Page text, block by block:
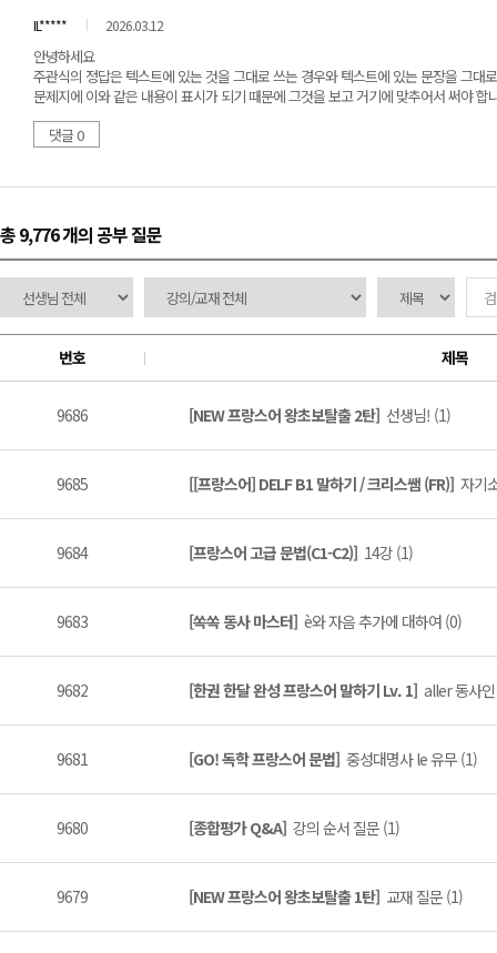
IL***** 2026.03.12
안녕하세요
주관식의 정답은 텍스트에 있는 것을 그대로 쓰는 경우와 텍스트에 있는 문장을 그
문제지에 이와 같은 내용이 표시가 되기 때문에 그것을 보고 거기에 맞추어서 써야 합
댓글 0
총 9,776 개의 공부 질문
번호 제목
9686 [NEW 프랑스어 왕초보탈출 2탄] 선생님! (1)
9685 [[프랑스어] DELF B1 말하기 / 크리스쌤 (FR)] 자기
9684 [프랑스어 고급 문법(C1-C2)] 14강 (1)
9683 [쏙쏙 동사 마스터] è와 자음 추가에 대하여 (0)
9682 [한권 한달 완성 프랑스어 말하기 Lv. 1] aller 동사
9681 [GO! 독학 프랑스어 문법] 중성대명사 le 유무 (1)
9680 [종합평가 Q&A] 강의 순서 질문 (1)
9679 [NEW 프랑스어 왕초보탈출 1탄] 교재 질문 (1)